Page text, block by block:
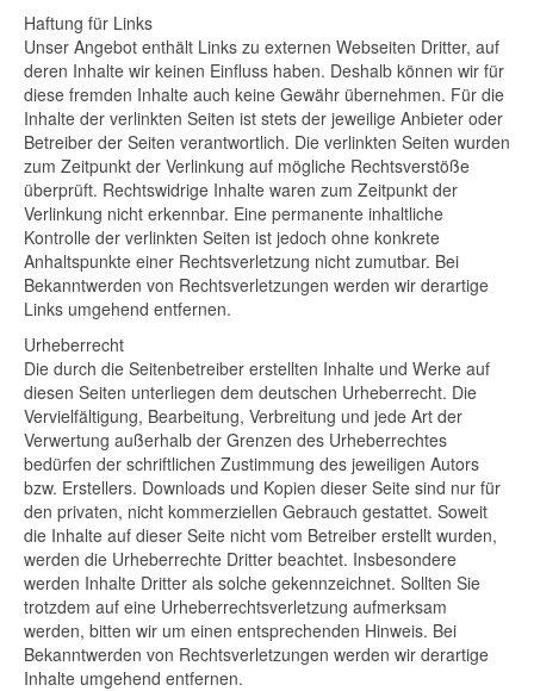
Haftung für Links
Unser Angebot enthält Links zu externen Webseiten Dritter, auf
deren Inhalte wir keinen Einfluss haben. Deshalb können wir für
diese fremden Inhalte auch keine Gewähr übernehmen. Für die
Inhalte der verlinkten Seiten ist stets der jeweilige Anbieter oder
Betreiber der Seiten verantwortlich. Die verlinkten Seiten wurden
zum Zeitpunkt der Verlinkung auf mögliche Rechtsverstöße
überprüft. Rechtswidrige Inhalte waren zum Zeitpunkt der
Verlinkung nicht erkennbar. Eine permanente inhaltliche
Kontrolle der verlinkten Seiten ist jedoch ohne konkrete
Anhaltspunkte einer Rechtsverletzung nicht zumutbar. Bei
Bekanntwerden von Rechtsverletzungen werden wir derartige
Links umgehend entfernen.
Urheberrecht
Die durch die Seitenbetreiber erstellten Inhalte und Werke auf
diesen Seiten unterliegen dem deutschen Urheberrecht. Die
Vervielfältigung, Bearbeitung, Verbreitung und jede Art der
Verwertung außerhalb der Grenzen des Urheberrechtes
bedürfen der schriftlichen Zustimmung des jeweiligen Autors
bzw. Erstellers. Downloads und Kopien dieser Seite sind nur für
den privaten, nicht kommerziellen Gebrauch gestattet. Soweit
die Inhalte auf dieser Seite nicht vom Betreiber erstellt wurden,
werden die Urheberrechte Dritter beachtet. Insbesondere
werden Inhalte Dritter als solche gekennzeichnet. Sollten Sie
trotzdem auf eine Urheberrechtsverletzung aufmerksam
werden, bitten wir um einen entsprechenden Hinweis. Bei
Bekanntwerden von Rechtsverletzungen werden wir derartige
Inhalte umgehend entfernen.